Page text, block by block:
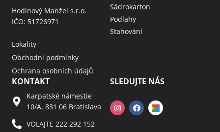
Hodinový Manžel s.r.o.
IČO: 51726971
Lokality
Obchodní podmínky
Ochrana osobních údajů
Sádrokarton
Podlahy
Stahování
KONTAKT
Karpatské námestie
10/A, 831 06 Bratislava
VOLAJTE 222 292 152
SLEDUJTE NÁS